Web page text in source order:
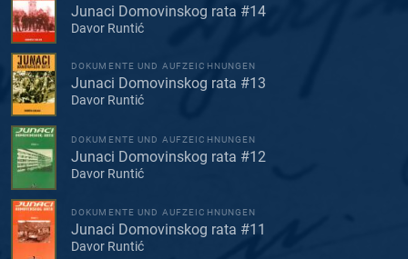
Junaci Domovinskog rata #14
Davor Runtić
DOKUMENTE UND AUFZEICHNUNGEN
Junaci Domovinskog rata #13
Davor Runtić
DOKUMENTE UND AUFZEICHNUNGEN
Junaci Domovinskog rata #12
Davor Runtić
DOKUMENTE UND AUFZEICHNUNGEN
Junaci Domovinskog rata #11
Davor Runtić